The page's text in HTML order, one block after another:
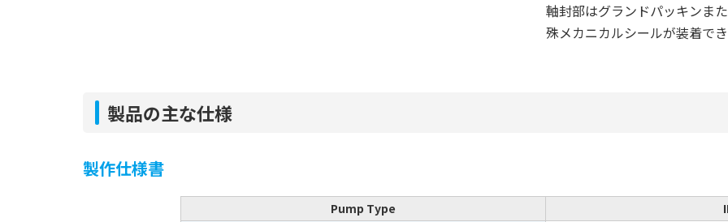
軸封部はグランドパッキンま
殊メカニカルシールが装着で
製品の主な仕様
製作仕様書
Pump Type